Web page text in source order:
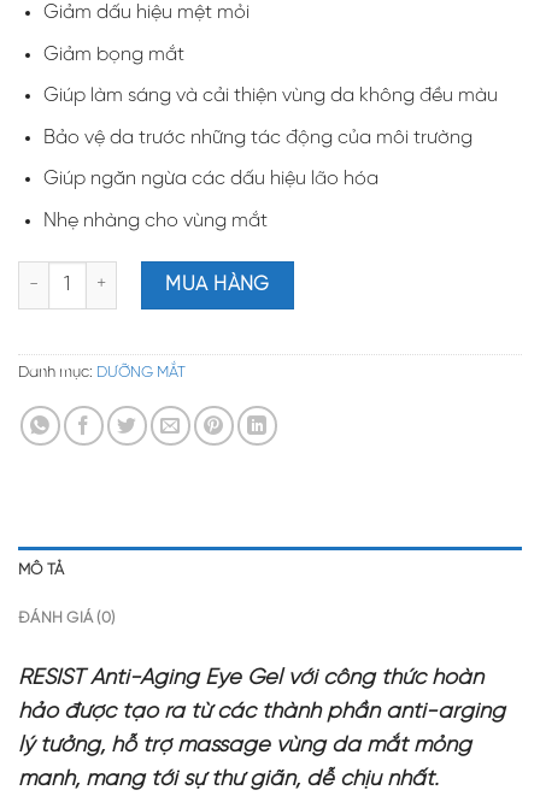
Giảm dấu hiệu mệt mỏi
Giảm bọng mắt
Giúp làm sáng và cải thiện vùng da không đều màu
Bảo vệ da trước những tác động của môi trường
Giúp ngăn ngừa các dấu hiệu lão hóa
Nhẹ nhàng cho vùng mắt
RESIST ANTI-AGING EYE GEL / Kem mắt chống lão hóa, giảm
MUA HÀNG
Danh mục: DƯỠNG MẮT
MÔ TẢ
ĐÁNH GIÁ (0)
RESIST Anti-Aging Eye Gel với công thức hoàn
hảo được tạo ra từ các thành phần anti-arging
lý tưởng, hỗ trợ massage vùng da mắt mỏng
manh, mang tới sự thư giãn, dễ chịu nhất.